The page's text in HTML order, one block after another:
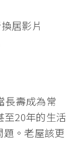
長壽成為常
至20年的生活
。老屋該更